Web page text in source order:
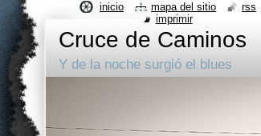
Cruce de Caminos
Y de la noche surgió el blues
inicio mapa del sitio
rss
imprimir